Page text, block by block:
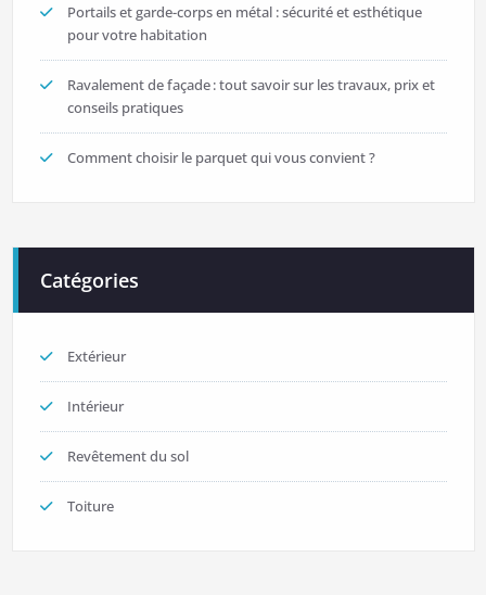
Portails et garde-corps en métal : sécurité et esthétique
pour votre habitation
Ravalement de façade : tout savoir sur les travaux, prix et
conseils pratiques
Comment choisir le parquet qui vous convient ?
Catégories
Extérieur
Intérieur
Revêtement du sol
Toiture